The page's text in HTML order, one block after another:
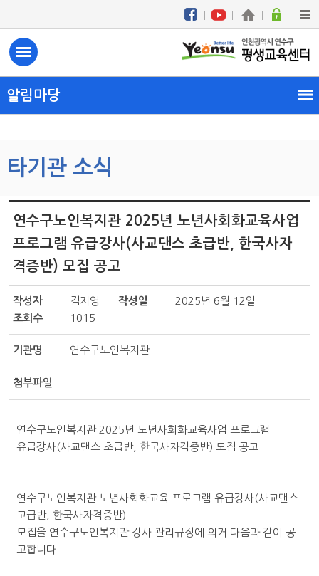
타기관 소식
알림마당
연수구노인복지관 2025년 노년사회화교육사업
프로그램 유급강사(사교댄스 초급반, 한국사자
격증반) 모집 공고
작성자 김지영 작성일
2025년 6월 12일
조회수
1015
기관명 연수구노인복지관
첨부파일
연수구노인복지관 2025년 노년사회화교육사업 프로그램
유급강사(사교댄스 초급반, 한국사자격증반) 모집 공고
연수구노인복지관 노년사회화교육 프로그램 유급강사(사교댄스
고급반, 한국사자격증반)
모집을 연수구노인복지관 강사 관리규정에 의거 다음과 같이 공
고합니다.